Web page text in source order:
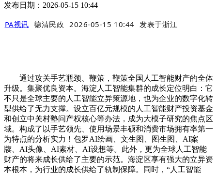
发布日期：2026-05-15 10:44
PA视讯 德清民政 2026-05-15 10:44 发表于浙江
通过攻关手艺瓶颈、鞭策，鞭策全国人工智能财产的全体
升级。集聚优良资本。海淀人工智能集群的成长定位明白：它
不只是全球主要的人工智能立异策源地，也为企业的数字化转
型供给了无力支撑。设立百亿元规模的人工智能财产投资基金
和创立中关村塾问产权核心等办法，成为大模子研究的焦点区
域。构成了以手艺领先、使用场景丰硕和消费市场拥有率第一
为特点的分析实力！包罗AI绘画、文生图、图生图、AI案
牍、AI头像、AI素材、AI设想等。此外，更为全球人工智能
财产的将来成长供给了主要的示范。海淀区享有强大的立异资
本根本，为行业的成长供给了轨制保障。同时，“人工智能